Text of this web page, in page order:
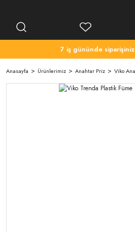
7 iş gününde siparişiniz
Anasayfa Ürünlerimiz Anahtar Priz Viko